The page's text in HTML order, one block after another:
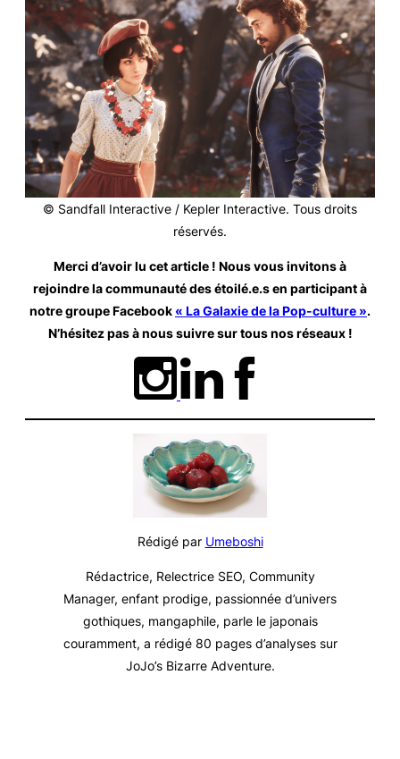
© Sandfall Interactive / Kepler Interactive. Tous droits
réservés.
Merci d’avoir lu cet article ! Nous vous invitons à
rejoindre la communauté des étoilé.e.s en participant à
notre groupe Facebook « La Galaxie de la Pop-culture ».
N’hésitez pas à nous suivre sur tous nos réseaux!
Rédigé par Umeboshi
Rédactrice, Relectrice SEO, Community
Manager, enfant prodige, passionnée d’univers
gothiques, mangaphile, parle le japonais
couramment, a rédigé 80 pages d’analyses sur
JoJo’s Bizarre Adventure.